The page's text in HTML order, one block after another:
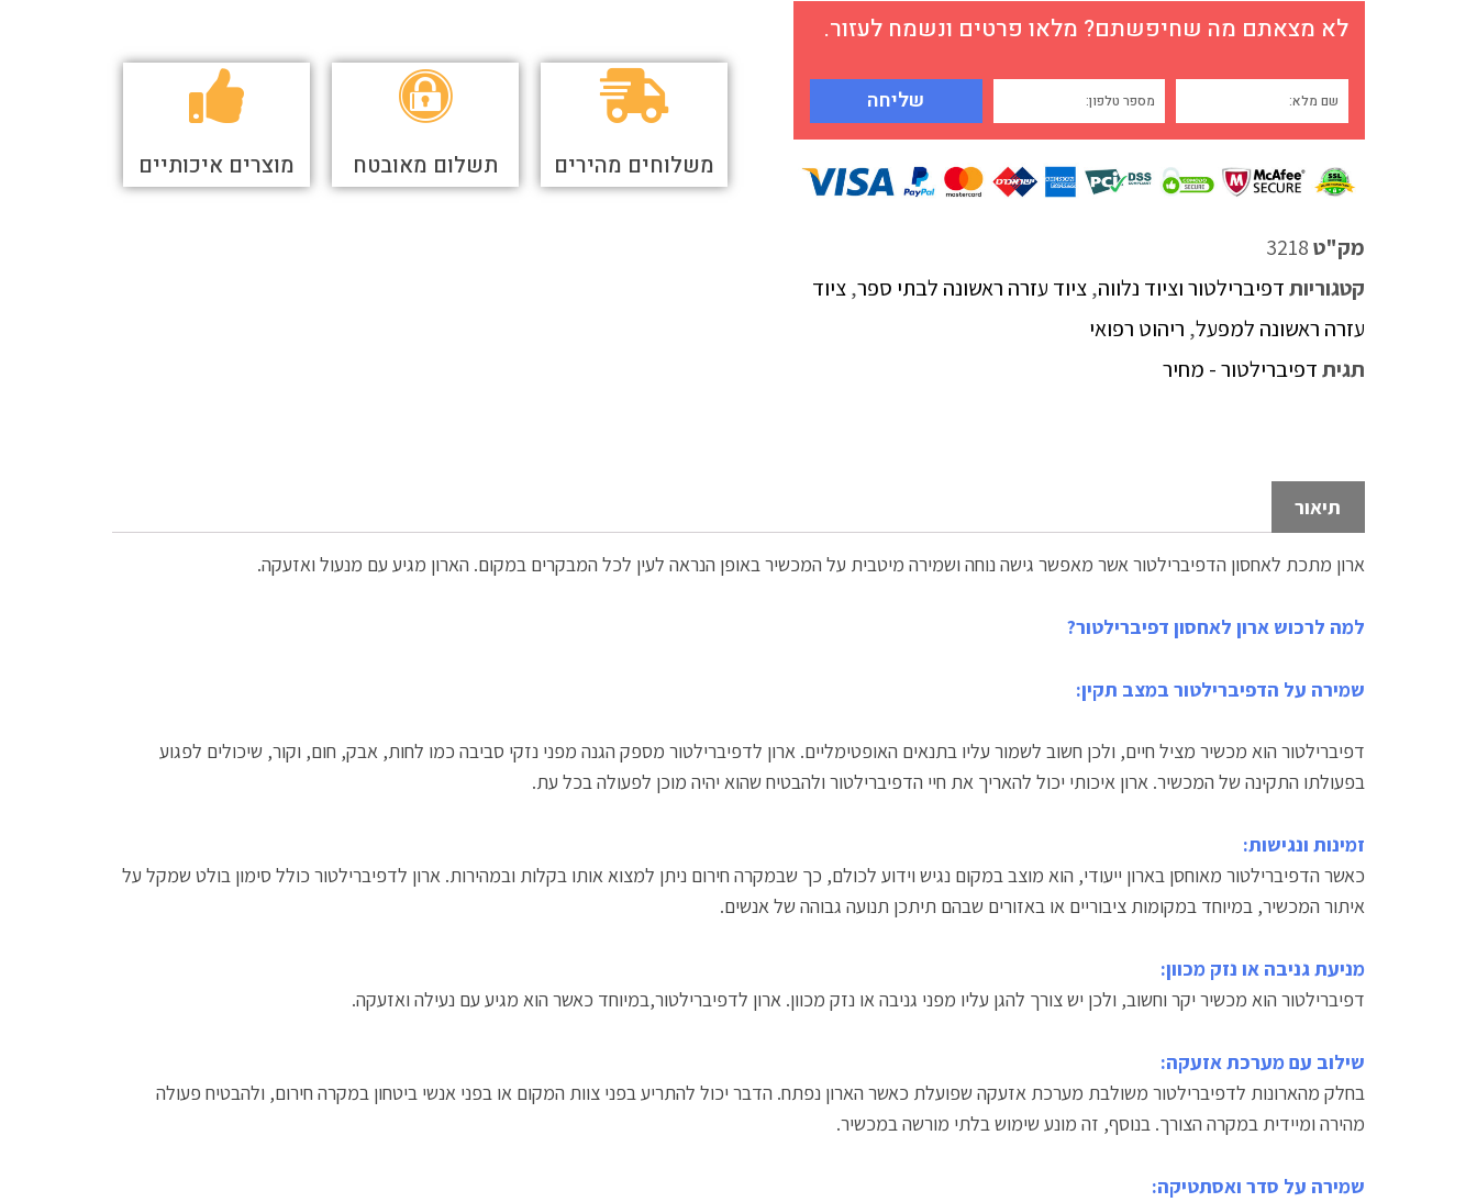
לא מצאתם מה שחיפשתם? מלאו פרטים ונשמח לעזור.
שליחה
מק"ט3218
קטגוריותדפיברילטור וציוד נלווה,ציוד עזרה ראשונה לבתי ספר,ציוד
עזרה ראשונה למפעל, ריהוט רפואי
תגיתדפיברילטור - מחיר
משלוחים מהירים תשלום מאובטח מוצרים איכותיים
תיאור
ארון מתכת לאחסון הדפיברילטור אשר מאפשר גישה נוחה ושמירה מיטבית על המכשיר באופן הנראה לעין לכל המבקרים במקום. הארון מגיע עם מנעול ואזעקה.
למה לרכוש ארון לאחסון דפיברילטור?
שמירה על הדפיברילטור במצב תקין:
דפיברילטור הוא מכשיר מציל חיים, ולכן חשוב לשמור עליו בתנאים האופטימליים. ארון לדפיברילטור מספק הגנה מפני נזקי סביבה כמו לחות, אבק, חום, וקור, שיכולים לפגוע
בפעולתו התקינה של המכשיר. ארון איכותי יכול להאריך את חיי הדפיברילטור ולהבטיח שהוא יהיה מוכן לפעולה בכל עת.
זמינות ונגישות:
כאשר הדפיברילטור מאוחסן בארון ייעודי, הוא מוצב במקום נגיש וידוע לכולם, כך שבמקרה חירום ניתן למצוא אותו בקלות ובמהירות. ארון לדפיברילטור כולל סימון בולט שמקל על
איתור המכשיר, במיוחד במקומות ציבוריים או באזורים שבהם תיתכן תנועה גבוהה של אנשים.
מניעת גניבה או נזק מכוון:
דפיברילטור הוא מכשיר יקר וחשוב, ולכן יש צורך להגן עליו מפני גניבה או נזק מכוון. ארון לדפיברילטור,במיוחד כאשר הוא מגיע עם נעילה ואזעקה.
שילוב עם מערכת אזעקה:
בחלק מהארונות לדפיברילטור משולבת מערכת אזעקה שפועלת כאשר הארון נפתח. הדבר יכול להתריע בפני צוות המקום או בפני אנשי ביטחון במקרה חירום, ולהבטיח פעולה
מהירה ומיידית במקרה הצורך. בנוסף, זה מונע שימוש בלתי מורשה במכשיר.
שמירה על סדר ואסתטיקה: